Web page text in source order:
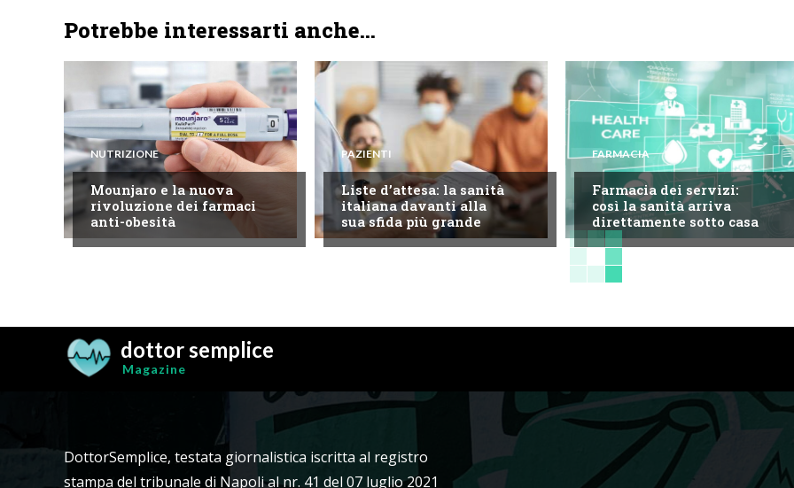
Potrebbe interessarti anche...
NUTRIZIONE
Mounjaro e la nuova
rivoluzione dei farmaci
anti-obesità
PAZIENTI
Liste d’attesa: la sanità
italiana davanti alla
sua sfida più grande
FARMACIA
Farmacia dei servizi:
così la sanità arriva
direttamente sotto casa